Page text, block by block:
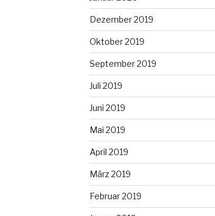
Dezember 2019
Oktober 2019
September 2019
Juli 2019
Juni 2019
Mai 2019
April 2019
März 2019
Februar 2019